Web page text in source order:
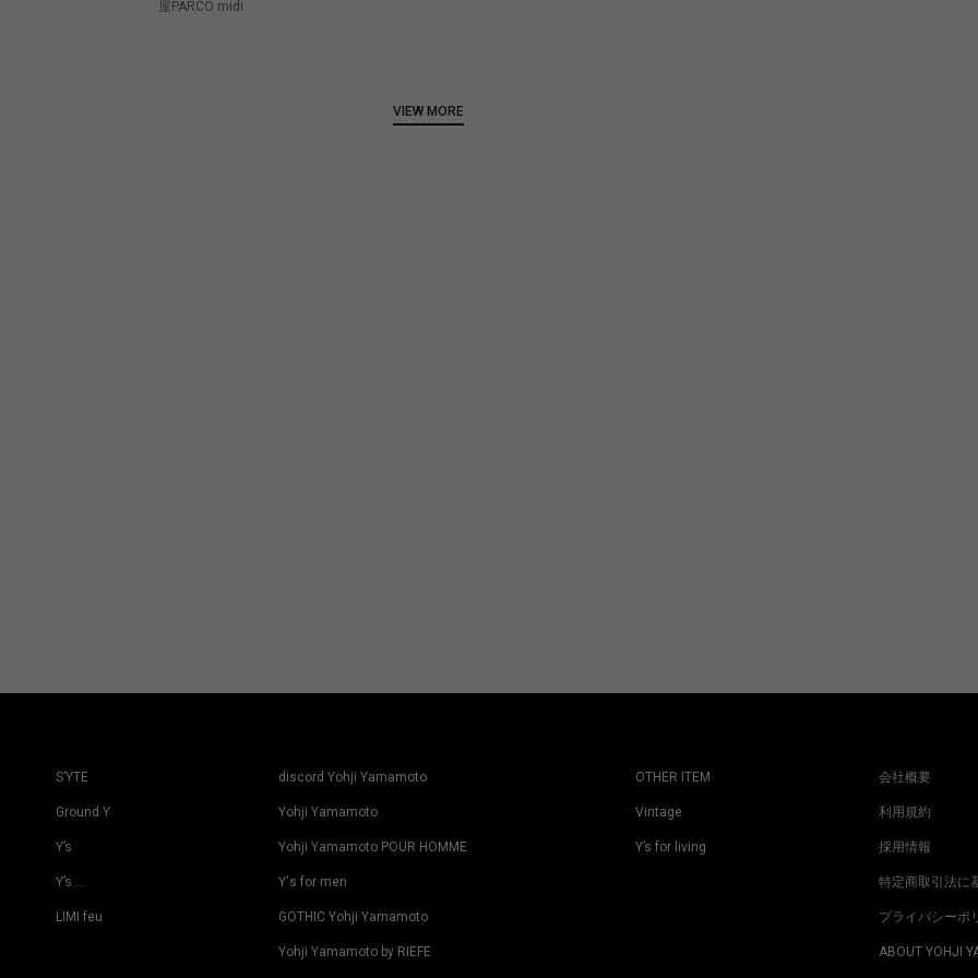
屋PARCO midi
VIEW MORE
S’YTE
Ground Y
Y’s
Y’s….
LIMI feu
discord Yohji Yamamoto
Yohji Yamamoto
Yohji Yamamoto POUR HOMME
Y's for men
GOTHIC Yohji Yamamoto
Yohji Yamamoto by RIEFE
OTHER ITEM
Vintage
Y’s for living
会社概要
利用規約
採用情報
特定商取引法に
プライバシーポ
ABOUT YOHJI